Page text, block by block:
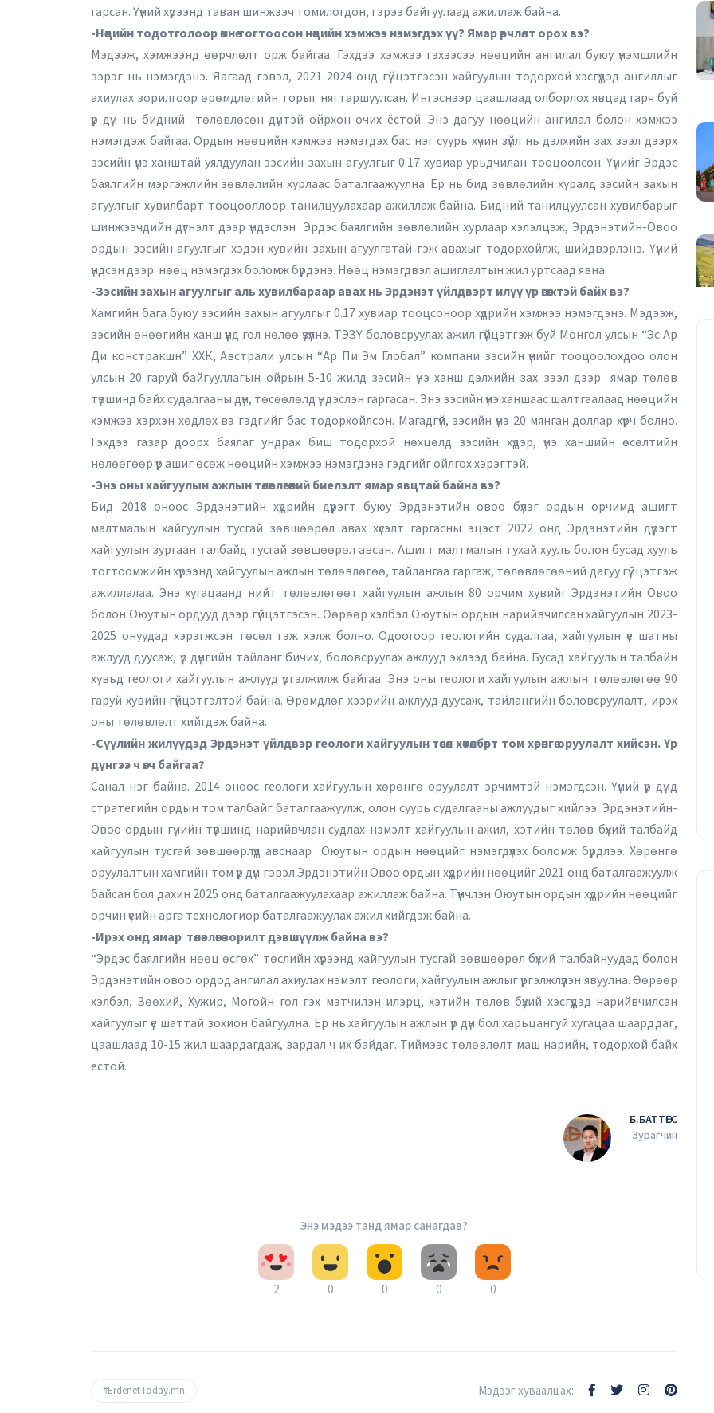
гарсан. Үүний хүрээнд таван шинжээч томилогдон, гэрээ байгуулаад ажиллаж байна.
-Нөөцийн тодотголоор өмнө тогтоосон нөөцийн хэмжээ нэмэгдэх үү? Ямар өөрчлөлт орох вэ?
Мэдээж, хэмжээнд өөрчлөлт орж байгаа. Гэхдээ хэмжээ гэхээсээ нөөцийн ангилал буюу үнэмшлийн
зэрэг нь нэмэгдэнэ. Яагаад гэвэл, 2021-2024 онд гүйцэтгэсэн хайгуулын тодорхой хэсгүүдэд ангиллыг
ахиулах зорилгоор өрөмдлөгийн торыг нягтаршуулсан. Ингэснээр цаашлаад олборлох явцад гарч буй
үр дүн нь бидний төлөвлөсөн дүнтэй ойрхон очих ёстой. Энэ дагуу нөөцийн ангилал болон хэмжээ
нэмэгдэж байгаа. Ордын нөөцийн хэмжээ нэмэгдэх бас нэг суурь хүчин зүйл нь дэлхийн зах зээл дээрх
зэсийн үнэ ханштай уялдуулан зэсийн захын агуулгыг 0.17 хувиар урьдчилан тооцоолсон. Үүнийг Эрдэс
баялгийн мэргэжлийн зөвлөлийн хурлаас баталгаажуулна. Ер нь бид зөвлөлийн хуралд зэсийн захын
агуулгыг хувилбарт тооцооллоор танилцуулахаар ажиллаж байна. Бидний танилцуулсан хувилбарыг
шинжээчдийн дүгнэлт дээр үндэслэн Эрдэс баялгийн зөвлөлийн хурлаар хэлэлцэж, Эрдэнэтийн-Овоо
ордын зэсийн агуулгыг хэдэн хувийн захын агуулгатай гэж авахыг тодорхойлж, шийдвэрлэнэ. Үүний
үндсэн дээр нөөц нэмэгдэх боломж бүрдэнэ. Нөөц нэмэгдвэл ашиглалтын жил уртсаад явна.
-Зэсийн захын агуулгыг аль хувилбараар авах нь Эрдэнэт үйлдвэрт илүү үр өгөөжтэй байх вэ?
Хамгийн бага буюу зэсийн захын агуулгыг 0.17 хувиар тооцсоноор хүдрийн хэмжээ нэмэгдэнэ. Мэдээж,
зэсийн өнөөгийн ханш үүнд гол нөлөө үзүүлнэ. ТЭЗҮ боловсруулах ажил гүйцэтгэж буй Монгол улсын “Эс Ар
Ди констракшн” ХХК, Австрали улсын “Ар Пи Эм Глобал” компани зэсийн үнийг тооцоолохдоо олон
улсын 20 гаруй байгууллагын ойрын 5-10 жилд зэсийн үнэ ханш дэлхийн зах зээл дээр ямар төлөв
түвшинд байх судалгааны дүн, төсөөлөлд үндэслэн гаргасан. Энэ зэсийн үнэ ханшаас шалтгаалаад нөөцийн
хэмжээ хэрхэн хөдлөх вэ гэдгийг бас тодорхойлсон. Магадгүй, зэсийн үнэ 20 мянган доллар хүрч болно.
Гэхдээ газар доорх баялаг ундрах биш тодорхой нөхцөлд зэсийн хүдэр, үнэ ханшийн өсөлтийн
нөлөөгөөр үр ашиг өсөж нөөцийн хэмжээ нэмэгдэнэ гэдгийг ойлгох хэрэгтэй.
-Энэ оны хайгуулын ажлын төлөвлөгөөний биелэлт ямар явцтай байна вэ?
Бид 2018 оноос Эрдэнэтийн хүдрийн дүүрэгт буюу Эрдэнэтийн овоо бүлэг ордын орчимд ашигт
малтмалын хайгуулын тусгай зөвшөөрөл авах хүсэлт гаргасны эцэст 2022 онд Эрдэнэтийн дүүрэгт
хайгуулын зургаан талбайд тусгай зөвшөөрөл авсан. Ашигт малтмалын тухай хууль болон бусад хууль
тогтоомжийн хүрээнд хайгуулын ажлын төлөвлөгөө, тайлангаа гаргаж, төлөвлөгөөний дагуу гүйцэтгэж
ажиллалаа. Энэ хугацаанд нийт төлөвлөгөөт хайгуулын ажлын 80 орчим хувийг Эрдэнэтийн Овоо
болон Оюутын ордууд дээр гүйцэтгэсэн. Өөрөөр хэлбэл Оюутын ордын нарийвчилсан хайгуулын 2023-
2025 онуудад хэрэгжсэн төсөл гэж хэлж болно. Одоогоор геологийн судалгаа, хайгуулын үе шатны
ажлууд дуусаж, үр дүнгийн тайланг бичих, боловсруулах ажлууд эхлээд байна. Бусад хайгуулын талбайн
хувьд геологи хайгуулын ажлууд үргэлжилж байгаа. Энэ оны геологи хайгуулын ажлын төлөвлөгөө 90
гаруй хувийн гүйцэтгэлтэй байна. Өрөмдлөг хээрийн ажлууд дуусаж, тайлангийн боловсруулалт, ирэх
оны төлөвлөлт хийгдэж байна.
-Сүүлийн жилүүдэд Эрдэнэт үйлдвэр геологи хайгуулын төсөл хөтөлбөрт том хөрөнгө оруулалт хийсэн. Үр
дүнгээ ч өгч байгаа?
Санал нэг байна. 2014 оноос геологи хайгуулын хөрөнгө оруулалт эрчимтэй нэмэгдсэн. Үүний үр дүнд
стратегийн ордын том талбайг баталгаажуулж, олон суурь судалгааны ажлуудыг хийлээ. Эрдэнэтийн-
Овоо ордын гүнийн түвшинд нарийвчлан судлах нэмэлт хайгуулын ажил, хэтийн төлөв бүхий талбайд
хайгуулын тусгай зөвшөөрлүүд авснаар Оюутын ордын нөөцийг нэмэгдүүлэх боломж бүрдлээ. Хөрөнгө
оруулалтын хамгийн том үр дүн гэвэл Эрдэнэтийн Овоо ордын хүдрийн нөөцийг 2021 онд баталгаажуулж
байсан бол дахин 2025 онд баталгаажуулахаар ажиллаж байна. Түүнчлэн Оюутын ордын хүдрийн нөөцийг
орчин үеийн арга технологиор баталгаажуулах ажил хийгдэж байна.
-Ирэх онд ямар төлөвлөгөө зорилт дэвшүүлж байна вэ?
“Эрдэс баялгийн нөөц өсгөх” төслийн хүрээнд хайгуулын тусгай зөвшөөрөл бүхий талбайнуудад болон
Эрдэнэтийн овоо ордод ангилал ахиулах нэмэлт геологи, хайгуулын ажлыг үргэлжлүүлэн явуулна. Өөрөөр
хэлбэл, Зөөхий, Хужир, Могойн гол гэх мэтчилэн илэрц, хэтийн төлөв бүхий хэсгүүдэд нарийвчилсан
хайгуулыг үе шаттай зохион байгуулна. Ер нь хайгуулын ажлын үр дүн бол харьцангуй хугацаа шаарддаг,
цаашлаад 10-15 жил шаардагдаж, зардал ч их байдаг. Тиймээс төлөвлөлт маш нарийн, тодорхой байх
ёстой.
Б.БАТТӨГС
Зурагчин
Энэ мэдээ танд ямар санагдав?
2 0 0 0 0
#ErdenetToday.mn Мэдээг хуваалцах:
Д.ӨНӨБАТ: Ажилтнуудад
эмчилгээ, сувилгаанд зориулж
жилд 1.5 сая төгрөг хүртэлх
дэмжлэг олгож байгаа
М.Одгэрэл
Уурхайн ирээдүйг тооцоологч